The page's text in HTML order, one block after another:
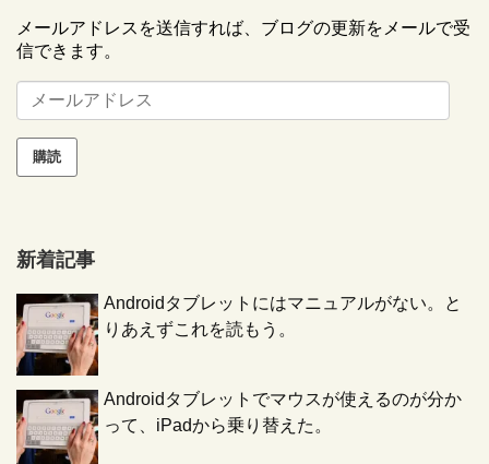
メールアドレスを送信すれば、ブログの更新をメールで受
信できます。
ー
ル
ア
ド
新着記事
Androidタブレットにはマニュアルがない。と
りあえずこれを読もう。
Androidタブレットでマウスが使えるのが分か
って、iPadから乗り替えた。